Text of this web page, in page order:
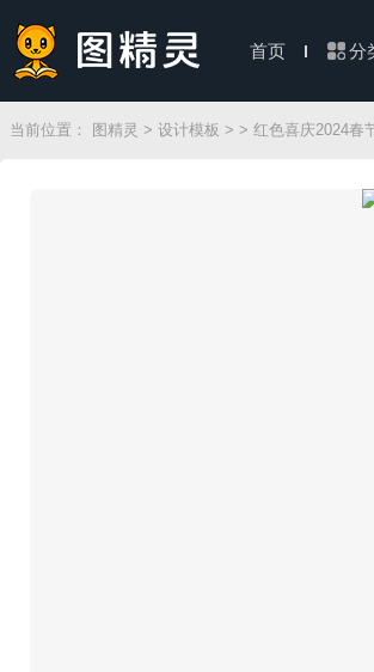
首页 分
当前位置： 图精灵 > 设计模板 > > 红色喜庆2024春